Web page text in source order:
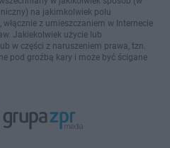
na jakimkolwiek polu
z umieszczaniem w Internecie
Jakiekolwiek użycie lub
w części z naruszeniem prawa, tzn.
pod groźbą kary i może być ścigane